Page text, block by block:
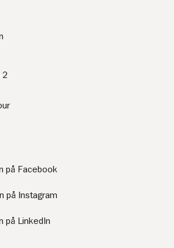
2
på Facebook
på Instagram
på LinkedIn